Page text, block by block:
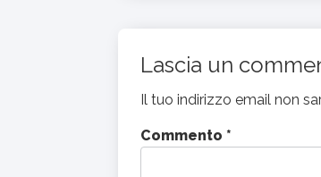
Lascia un
Il tuo indirizzo email non
Commento *